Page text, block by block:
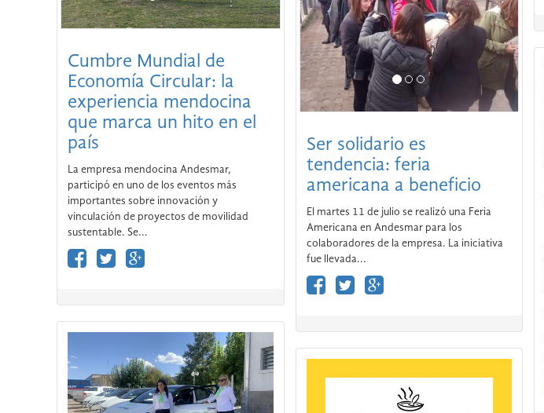
Cumbre Mundial de
Economía Circular: la
experiencia mendocina
que marca un hito en el
país
La empresa mendocina Andesmar,
Ser solidario es
tendencia: feria
americana a beneficio
El martes 11 de julio se realizó una Feria
Americana en Andesmar para los
colaboradores de la empresa. La iniciativa
fue llevada...